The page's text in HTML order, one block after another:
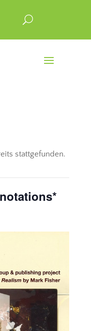
stattgefunden.